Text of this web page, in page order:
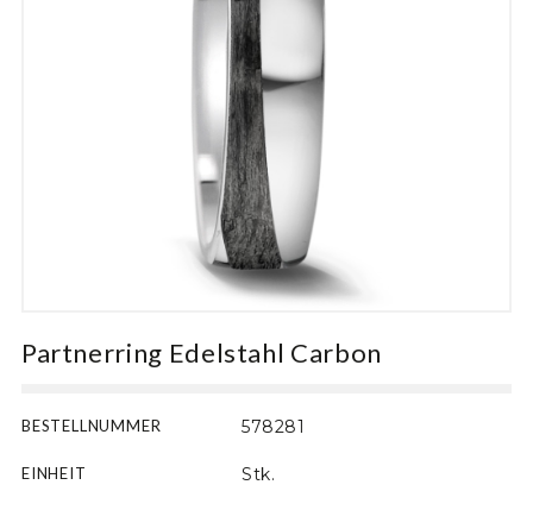
Arm
Fuss
Braut
Motiv
Partnerring Edelstahl Carbon
BESTELLNUMMER 578281
EINHEIT Stk.